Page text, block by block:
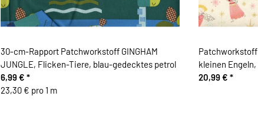
30-cm-Rapport Patchworkstoff GINGHAM
JUNGLE, Flicken-Tiere, blau-gedecktes petrol
6,99 € *
23,30 € pro 1 m
Patchworkstoff
kleinen
metallic
20,99 € *